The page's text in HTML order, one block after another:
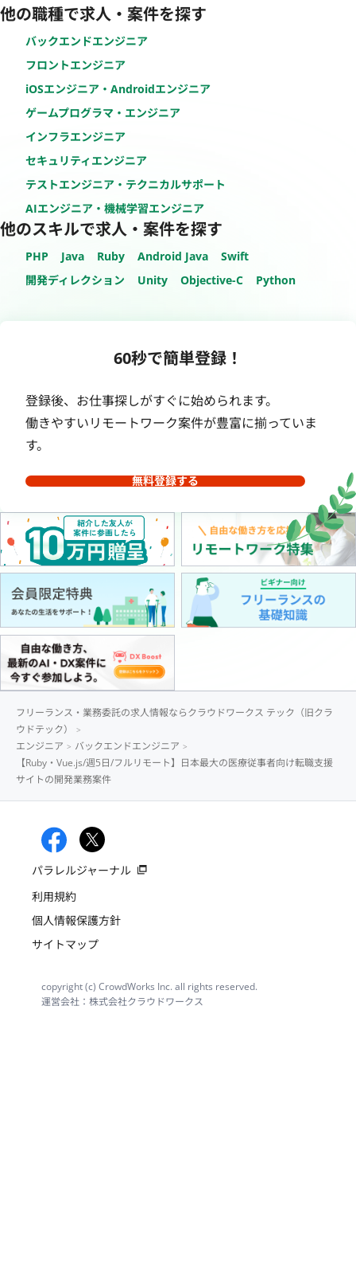
他の職種で求人・案件を探す
バックエンドエンジニア
フロントエンジニア
iOSエンジニア・Androidエンジニア
ゲームプログラマ・エンジニア
インフラエンジニア
セキュリティエンジニア
テストエンジニア・テクニカルサポート
AIエンジニア・機械学習エンジニア
他のスキルで求人・案件を探す
PHP Java Ruby Android Java
Swift
開発ディレクション
Unity Objective-C Python
60秒で簡単登録！
登録後、お仕事探しがすぐに始められます。
働きやすいリモートワーク案件が豊富に揃っていま
す。
無料登録する
フリーランス・業務委託の求人情報ならクラウドワークス テック（旧クラ
ウドテック）
エンジニア
バックエンドエンジニア
【Ruby・Vue.js/週5日/フルリモート】日本最大の医療従事者向け転職支援
サイトの開発業務案件
パラレルジャーナル
利用規約
個人情報保護方針
サイトマップ
copyright (c) CrowdWorks Inc. all rights reserved.
運営会社：株式会社クラウドワークス